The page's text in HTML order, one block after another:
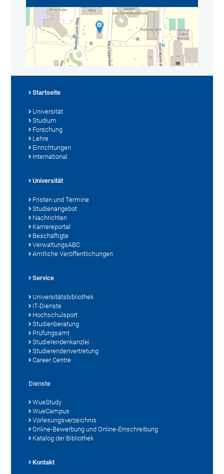
Startseite
Universität
Studium
Forschung
Lehre
Einrichtungen
International
Universität
Fristen und Termine
Studienangebot
Nachrichten
Karriereportal
Beschäftigte
VerwaltungsABC
Amtliche Veröffentlichungen
Service
Universitätsbibliothek
IT-Dienste
Hochschulsport
Studienberatung
Prüfungsamt
Studierendenkanzlei
Studierendenvertretung
Career Centre
Dienste
WueStudy
WueCampus
Vorlesungsverzeichnis
Online-Bewerbung und Online-Einschreibung
Katalog der Bibliothek
Kontakt